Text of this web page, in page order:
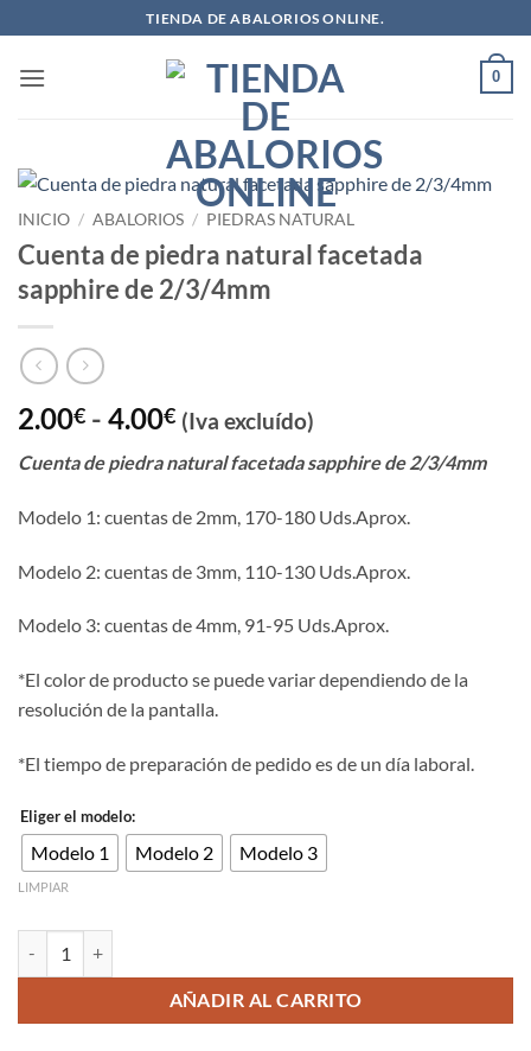
al
contenido
TIENDA DE ABALORIOS ONLINE.
0
INICIO / ABALORIOS / PIEDRAS NATURAL
Cuenta de piedra natural facetada
sapphire de 2/3/4mm
2.00€ - 4.00€Rango
precios:
desde
2.00€
hasta
4.00€
(Iva excluído)
Cuenta de piedra natural facetada sapphire de 2/3/4mm
Modelo 1: cuentas de 2mm, 170-180 Uds.Aprox.
Modelo 2: cuentas de 3mm, 110-130 Uds.Aprox.
Modelo 3: cuentas de 4mm, 91-95 Uds.Aprox.
*El color de producto se puede variar dependiendo de la
resolución de la pantalla.
*El tiempo de preparación de pedido es de un día laboral.
Eliger el modelo:
Modelo 1 Modelo 2 Modelo 3
LIMPIAR
AÑADIR AL CARRITO